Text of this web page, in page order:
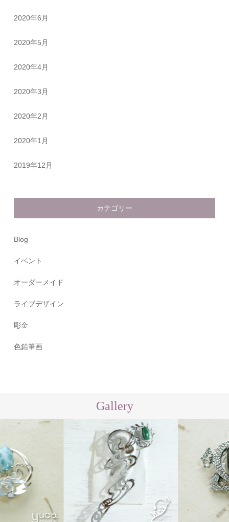
2020年6月
2020年5月
2020年4月
2020年3月
2020年2月
2020年1月
2019年12月
カテゴリー
Blog
イベント
オーダーメイド
ライブデザイン
彫金
色鉛筆画
Gallery
ear hook「イロジカケ」